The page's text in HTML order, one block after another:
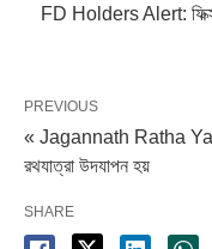
FD Holders Alert:
PREVIOUS
« Jagannath Ratha
রথযাত্রা উদযাপন হয়
SHARE